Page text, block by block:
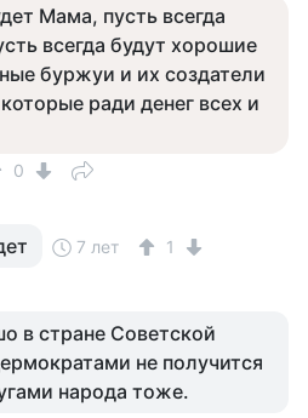
Мама, пусть всегда
всегда будут хорошие
буржуи и их создатели
ради денег всех и
0
7 лет 1
в стране Советской
не получится
народа тоже.